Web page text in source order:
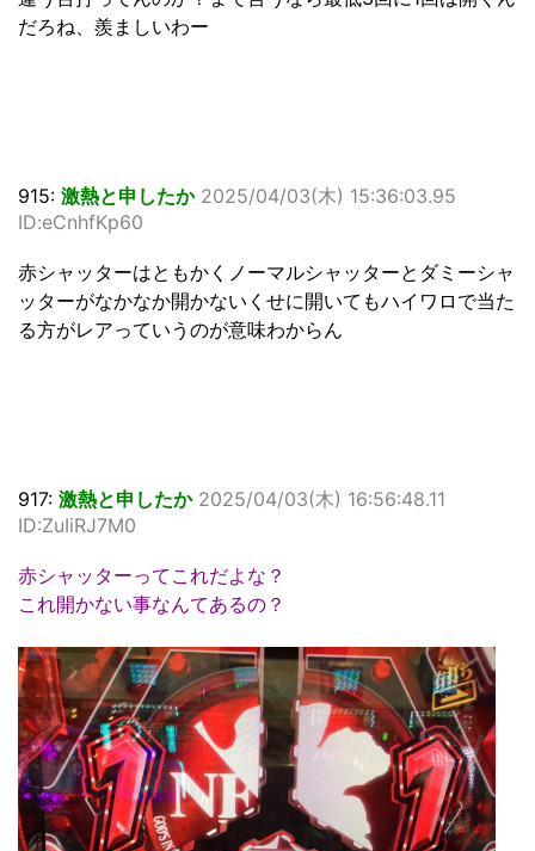
だろね、羨ましいわー
915: 激熱と申したか 2025/04/03(木) 15:36:03.95
ID:eCnhfKp60
赤シャッターはともかくノーマルシャッターとダミーシャ
ッターがなかなか開かないくせに開いてもハイワロで当た
る方がレアっていうのが意味わからん
917: 激熱と申したか 2025/04/03(木) 16:56:48.11
ID:ZuIiRJ7M0
赤シャッターってこれだよな？
これ開かない事なんてあるの？